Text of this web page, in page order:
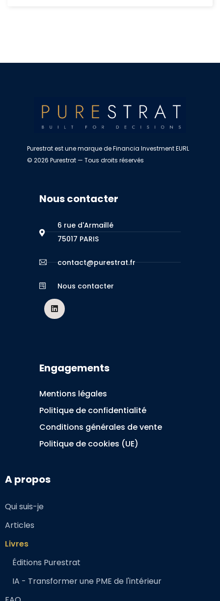
Purestrat est une marque de Financia Investment EURL
© 2026 Purestrat — Tous droits réservés
Nous contacter
6 rue d'Armaillé
75017 PARIS
contact@purestrat.fr
Nous contacter
Engagements
Mentions légales
Politique de confidentialité
Conditions générales de vente
Politique de cookies (UE)
A propos
Qui suis-je
Articles
Livres
Éditions Purestrat
IA - Transformer une PME de l'intérieur